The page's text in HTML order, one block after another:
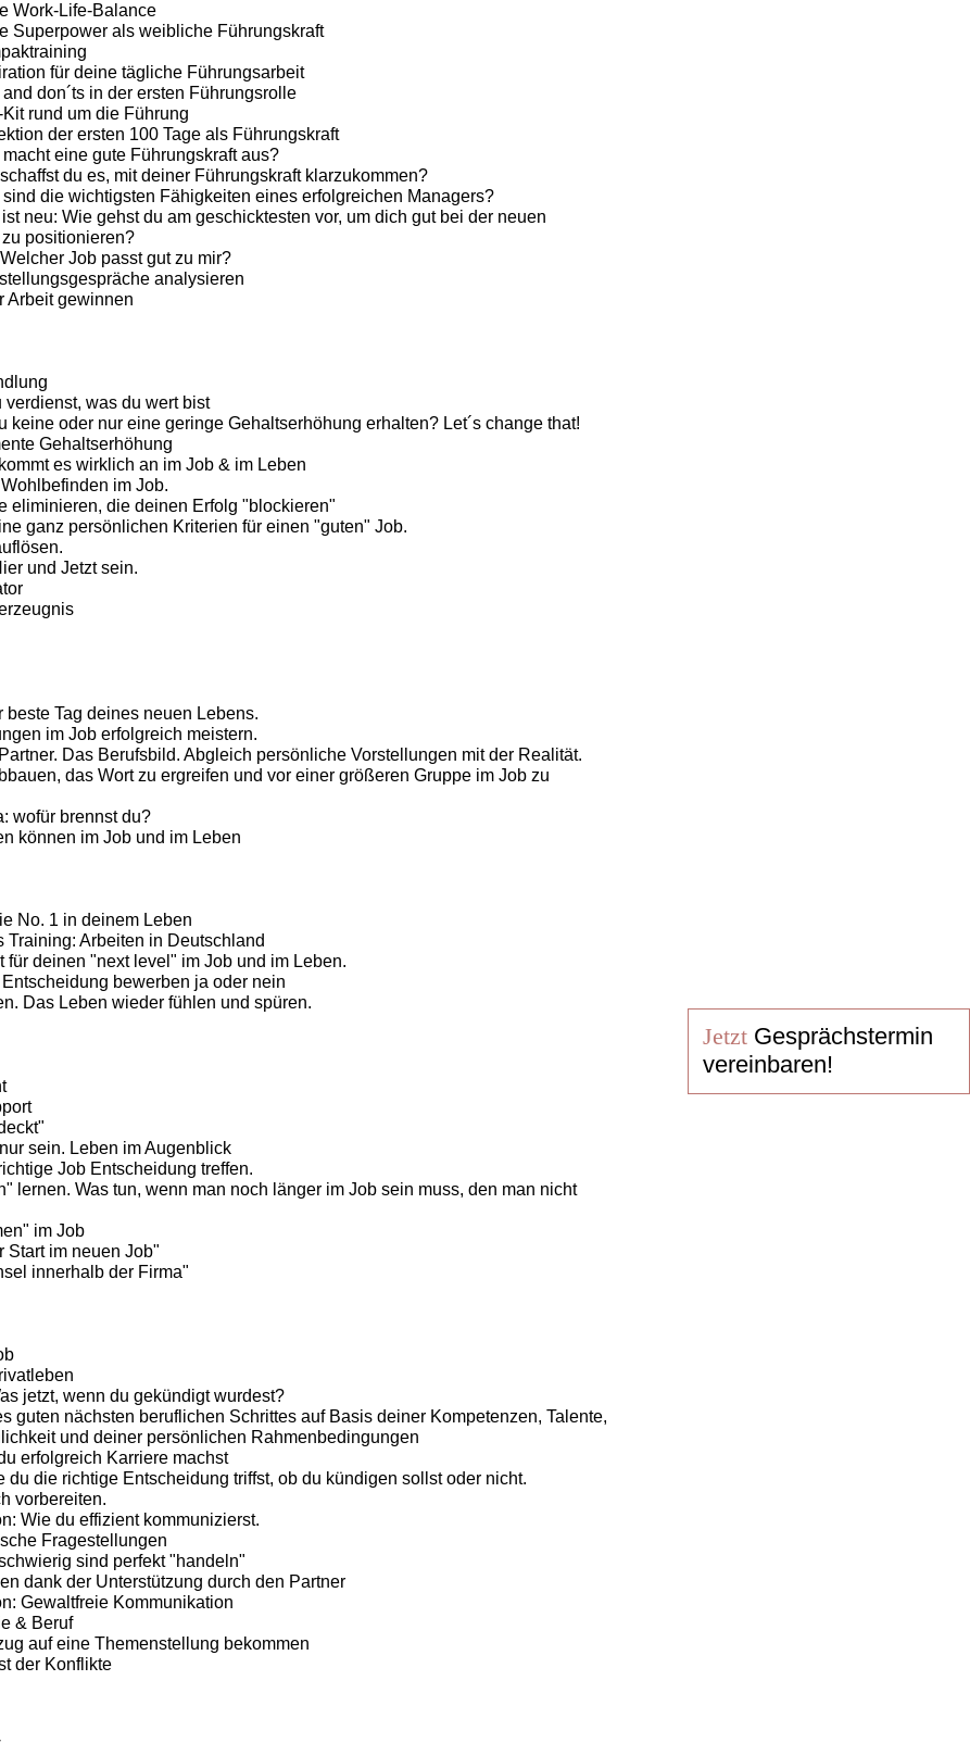
Work-Life-Balance
Superpower als weibliche Führungskraft
für deine tägliche Führungsarbeit
and don´ts in der ersten Führungsrolle
rund um die Führung
der ersten 100 Tage als Führungskraft
macht eine gute Führungskraft aus?
du es, mit deiner Führungskraft klarzukommen?
sind die wichtigsten Fähigkeiten eines erfolgreichen Managers?
neu: Wie gehst du am geschicktesten vor, um dich gut bei der neuen
positionieren?
Job passt gut zu mir?
analysieren
Arbeit gewinnen
verdienst, was du wert bist
keine oder nur eine geringe Gehaltserhöhung erhalten? Let´s change that!
Gehaltserhöhung
es wirklich an im Job & im Leben
im Job.
eliminieren, die deinen Erfolg "blockieren"
ganz persönlichen Kriterien für einen "guten" Job.
und Jetzt sein.
beste Tag deines neuen Lebens.
im Job erfolgreich meistern.
Das Berufsbild. Abgleich persönliche Vorstellungen mit der Realität.
das Wort zu ergreifen und vor einer größeren Gruppe im Job zu
wofür brennst du?
können im Job und im Leben
No. 1 in deinem Leben
Training: Arbeiten in Deutschland
für deinen "next level" im Job und im Leben.
Entscheidung bewerben ja oder nein
Das Leben wieder fühlen und spüren.
sein. Leben im Augenblick
Job Entscheidung treffen.
lernen. Was tun, wenn man noch länger im Job sein muss, den man nicht
im Job
Start im neuen Job"
innerhalb der Firma"
jetzt, wenn du gekündigt wurdest?
guten nächsten beruflichen Schrittes auf Basis deiner Kompetenzen, Talente,
und deiner persönlichen Rahmenbedingungen
erfolgreich Karriere machst
du die richtige Entscheidung triffst, ob du kündigen sollst oder nicht.
vorbereiten.
Wie du effizient kommunizierst.
Fragestellungen
sind perfekt "handeln"
dank der Unterstützung durch den Partner
Gewaltfreie Kommunikation
& Beruf
auf eine Themenstellung bekommen
der Konflikte
JetztGesprächstermin
vereinbaren!